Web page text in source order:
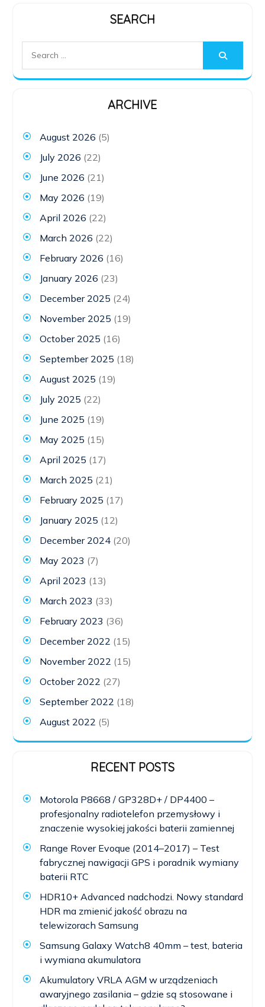
SEARCH
ARCHIVE
August 2026 (5)
July 2026 (22)
June 2026 (21)
May 2026 (19)
April 2026 (22)
March 2026 (22)
February 2026 (16)
January 2026 (23)
December 2025 (24)
November 2025 (19)
October 2025 (16)
September 2025 (18)
August 2025 (19)
July 2025 (22)
June 2025 (19)
May 2025 (15)
April 2025 (17)
March 2025 (21)
February 2025 (17)
January 2025 (12)
December 2024(20)
May 2023 (7)
April 2023 (13)
March 2023 (33)
February 2023 (36)
December 2022 (15)
November 2022 (15)
October 2022 (27)
September 2022 (18)
August 2022 (5)
RECENT POSTS
Motorola P8668 / GP328D+ / DP4400 –
profesjonalny radiotelefon przemysłowy i
znaczenie wysokiej jakości baterii zamiennej
Range Rover Evoque (2014–2017) – Test
fabrycznej nawigacji GPS i poradnik wymiany
baterii RTC
HDR10+ Advanced nadchodzi. Nowy standard
HDR ma zmienić jakość obrazu na
telewizorach Samsung
Samsung Galaxy Watch8 40mm – test, bateria
i wymiana akumulatora
Akumulatory VRLA AGM w urządzeniach
awaryjnego zasilania – gdzie są stosowane i